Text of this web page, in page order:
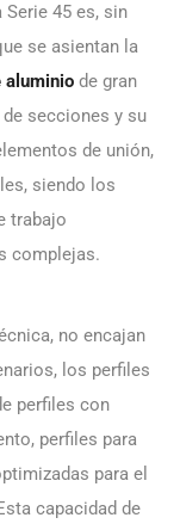
45 es, sin
se asientan la
aluminio de gran
secciones y su
de unión,
siendo los
trabajo
complejas.
no encajan
los perfiles
perfiles con
perfiles para
para el
capacidad de